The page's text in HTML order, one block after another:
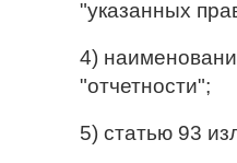
"указанных
4)
"отчетности";
5) статью 93